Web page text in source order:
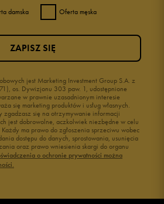
0%
damska Oferta męska
jest Marketing Investment Group S.A. z
os. Dywizjonu 303 paw. 1, udostępnione
w prawnie uzasadnionym interesie
się marketing produktów i usług własnych.
zgadzasz się na otrzymywanie informacji
jest dobrowolne, aczkolwiek niezbędne w celu
ma prawo do zgłoszenia sprzeciwu wobec
dostępu do danych, sprostowania, usunięcia
oraz prawo wniesienia skargi do organu
o ochronie prywatności można
ZAPISZ SIĘ